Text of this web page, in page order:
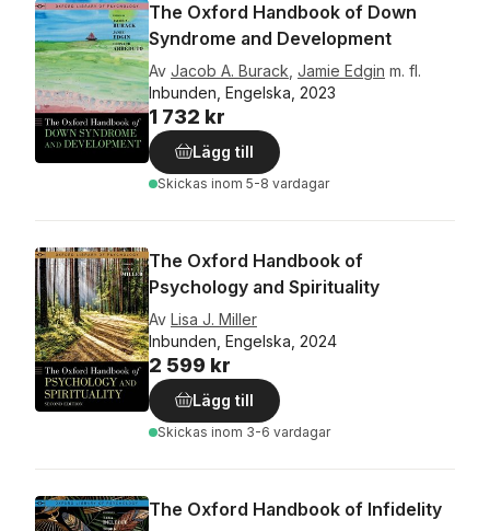
The Oxford Handbook of Down
Syndrome and Development
Av Jacob A. Burack Jamie Edgin m. fl.
Inbunden, Engelska, 2023
1 732 kr
Lägg till
Skickas inom 5-8 vardagar
The Oxford Handbook of
Psychology and Spirituality
Av Lisa J. Miller
Inbunden, Engelska, 2024
2 599 kr
Lägg till
Skickas inom 3-6 vardagar
The Oxford Handbook of Infidelity